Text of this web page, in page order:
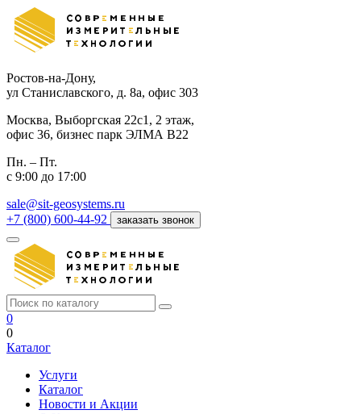
Ростов-на-Дону,
ул Станиславского, д. 8а, офис 303
Москва, Выборгская 22с1, 2 этаж,
офис 36, бизнес парк ЭЛМА В22
Пн. – Пт.
с 9:00 до 17:00
sale@sit-geosystems.ru
+7 (800) 600-44-92
заказать звонок
0
0
Каталог
Услуги
Каталог
Новости и Акции